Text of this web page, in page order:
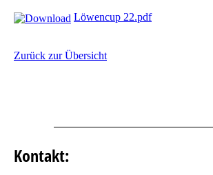
Löwencup 22.pdf
Zurück zur Übersicht
Kontakt: